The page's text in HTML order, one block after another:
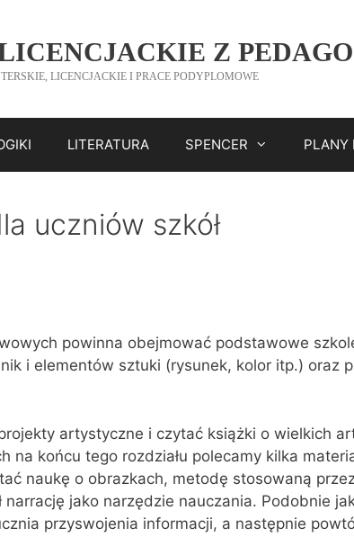
Z
LICENCJACKIE I PRACE PODYPLOMOWE
LITERATURA SPENCER PLANY
uczniów szkół
powinna obejmować podstawowe
i elementów sztuki (rysunek, kolor itp.) oraz
artystyczne i czytać książki o wielkich
na końcu tego rozdziału polecamy kilka
naukę o obrazkach, metodę stosowaną
jako narzędzie nauczania. Podobnie
przyswojenia informacji, a następnie